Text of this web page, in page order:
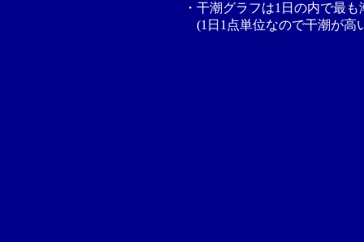
・干潮グラフは1日の内で最
(1日1点単位なので干潮が高